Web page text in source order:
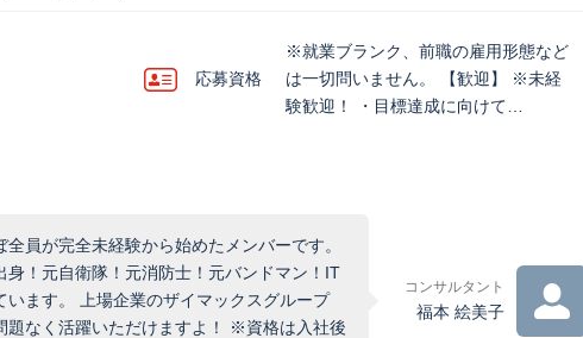
応募資格
※就業ブランク、前職の雇用形態など
は一切問いません。 【歓迎】 ※未経
験歓迎！ ・目標達成に向けて…
員が完全未経験から始めたメンバーです。
！元自衛隊！元消防士！元バンドマン！IT
ます。 上場企業のザイマックスグループ
題なく活躍いただけますよ！ ※資格は入社後
コンサルタント
福本 絵美子